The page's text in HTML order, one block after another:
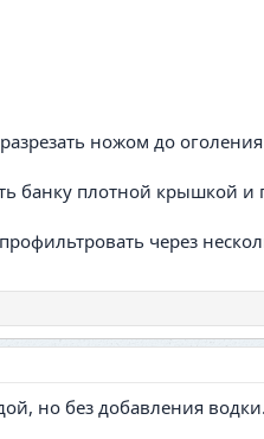
ножом до
банку плотной крышкой и
через
но без добавления